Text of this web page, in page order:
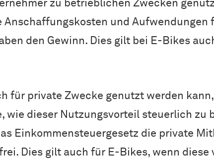
zu betrieblichen Zwecken
Anschaffungskosten und Aufwendungen
den Gewinn. Dies gilt bei E-Bikes
für private Zwecke genutzt werden
wie dieser Nutzungsvorteil steuerlich zu
Einkommensteuergesetz die private
Dies gilt auch für E-Bikes, wenn